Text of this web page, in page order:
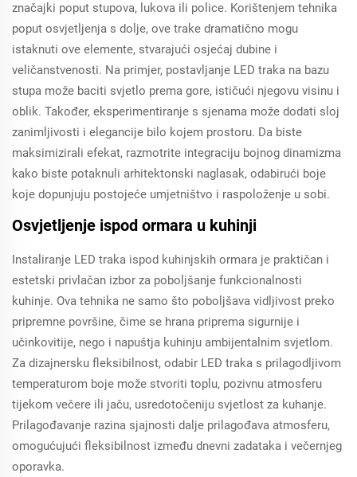
značajki poput stupova, lukova ili police. Korištenjem tehnika
poput osvjetljenja s dolje, ove trake dramatično mogu
istaknuti ove elemente, stvarajući osjećaj dubine i
veličanstvenosti. Na primjer, postavljanje LED traka na bazu
stupa može baciti svjetlo prema gore, ističući njegovu visinu i
oblik. Također, eksperimentiranje s sjenama može dodati sloj
zanimljivosti i elegancije bilo kojem prostoru. Da biste
maksimizirali efekat, razmotrite integraciju bojnog dinamizma
kako biste potaknuli arhitektonski naglasak, odabirući boje
koje dopunjuju postojeće umjetništvo i raspoloženje u sobi.
Osvjetljenje ispod ormara u kuhinji
Instaliranje LED traka ispod kuhinjskih ormara je praktičan i
estetski privlačan izbor za poboljšanje funkcionalnosti
kuhinje. Ova tehnika ne samo što poboljšava vidljivost preko
pripremne površine, čime se hrana priprema sigurnije i
učinkovitije, nego i napuštja kuhinju ambijentalnim svjetlom.
Za dizajnersku fleksibilnost, odabir LED traka s prilagodljivom
temperaturom boje može stvoriti toplu, pozivnu atmosferu
tijekom večere ili jaču, usredotočeniju svjetlost za kuhanje.
Prilagođavanje razina sjajnosti dalje prilagođava atmosferu,
omogućujući fleksibilnost između dnevni zadataka i večernjeg
oporavka.